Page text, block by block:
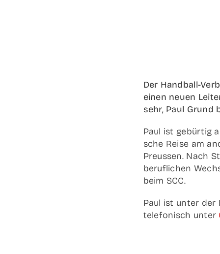
Der Han­d­­ball-
einen neu­en
sehr, Paul Grund
Paul ist gebür­tig
sche Rei­se am
Preus­sen. Nach
beruf­li­chen
beim SCC.
Paul ist unter der
tele­fo­nisch unter